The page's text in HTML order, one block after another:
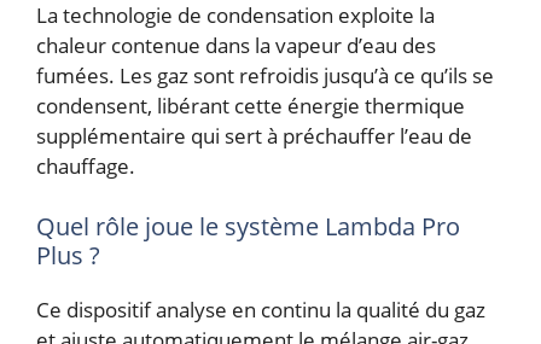
La technologie de condensation exploite la
chaleur contenue dans la vapeur d’eau des
fumées. Les gaz sont refroidis jusqu’à ce qu’ils se
condensent, libérant cette énergie thermique
supplémentaire qui sert à préchauffer l’eau de
chauffage.
Quel rôle joue le système Lambda Pro
Plus ?
Ce dispositif analyse en continu la qualité du gaz